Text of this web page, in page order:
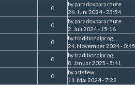
0
byparadoxparachute
26. Juni 2024 - 23:54
0
byparadoxparachute
2. Juli 2024 - 15:16
0
bytraditionalprog...
24. November 2024 - 0:45
0
bytraditionalprog...
8. Januar 2025 - 5:41
0
byartsfew
11. Mai 2024 - 7:22